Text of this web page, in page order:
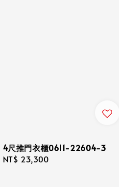
4尺推門衣櫃0611-22604-3
Regular
NT$ 23,300